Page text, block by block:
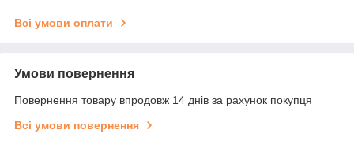
Всі умови оплати
Умови повернення
Повернення товару впродовж 14 днів за рахунок покупця
Всі умови повернення